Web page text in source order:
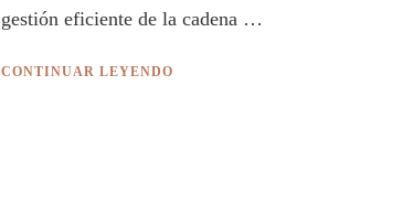
gestión eficiente de la cadena …
CONTINUAR LEYENDO